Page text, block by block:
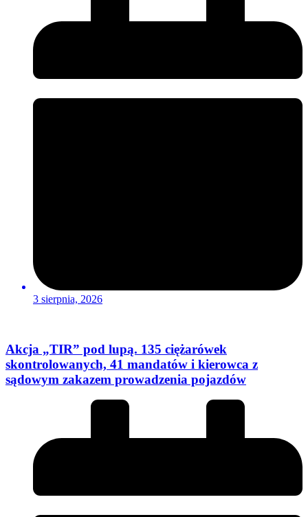
3 sierpnia, 2026
Akcja „TIR” pod lupą. 135 ciężarówek
skontrolowanych, 41 mandatów i kierowca z
sądowym zakazem prowadzenia pojazdów